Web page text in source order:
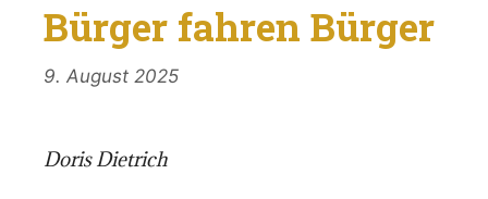
Bürger fahren Bürger
9. August 2025
Doris Dietrich